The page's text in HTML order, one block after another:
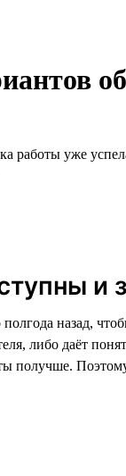
работы уже
и
назад,
либо даёт
получше.